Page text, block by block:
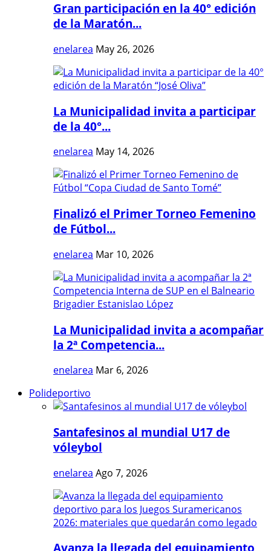
Gran participación en la 40° edición
de la Maratón...
enelarea May 26, 2026
La Municipalidad invita a participar
de la 40°...
enelarea May 14, 2026
Finalizó el Primer Torneo Femenino
de Fútbol...
enelarea Mar 10, 2026
La Municipalidad invita a acompañar
la 2ª Competencia...
enelarea Mar 6, 2026
Polideportivo
Santafesinos al mundial U17 de
vóleybol
enelarea Ago 7, 2026
Avanza la llegada del equipamiento